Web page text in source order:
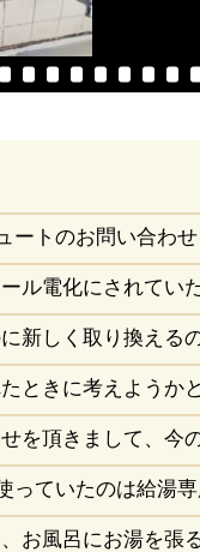
ートのお問い合わせ
ル電化にされてい
新しく取り換える
ときに考えようか
を頂きまして、今
っていたのは給湯
お風呂にお湯を張